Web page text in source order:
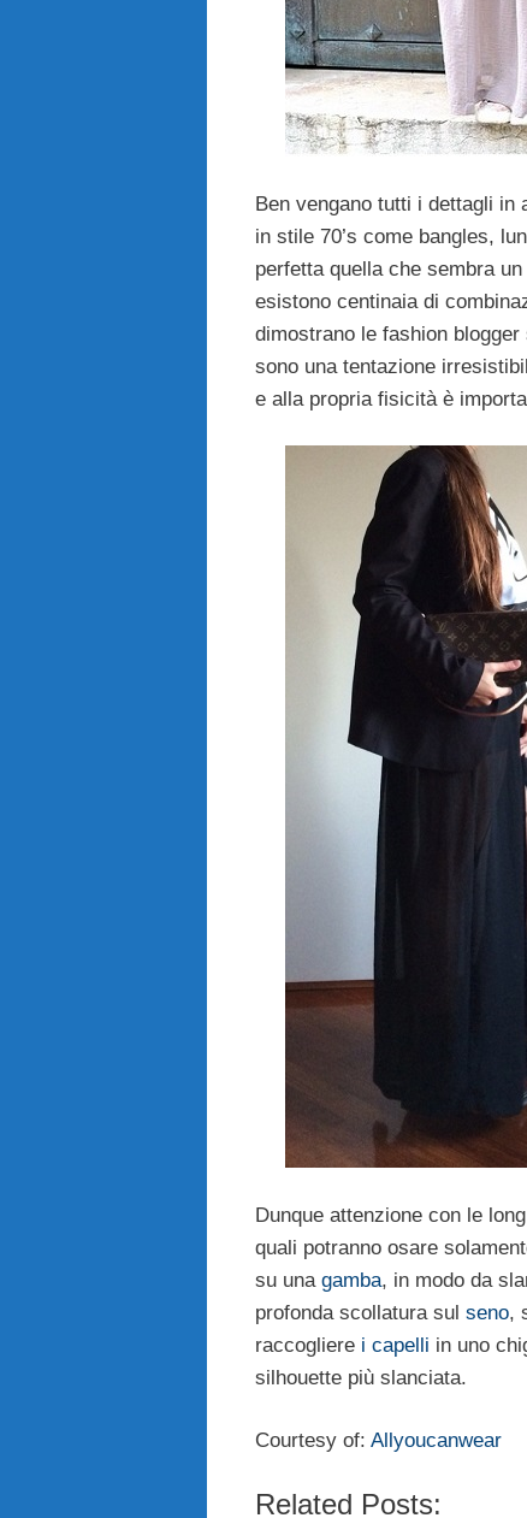
Ben vengano tutti i dettagli in
in stile 70’s come bangles,
perfetta quella che sembra
esistono centinaia di
dimostrano le fashion
sono una tentazione
e alla propria fisicità è
Dunque attenzione con le
quali potranno osare
su una gamba, in modo da
profonda scollatura sul seno,
raccogliere i capelli in uno
silhouette più slanciata.
Courtesy of: Allyoucanwear
Related Posts: